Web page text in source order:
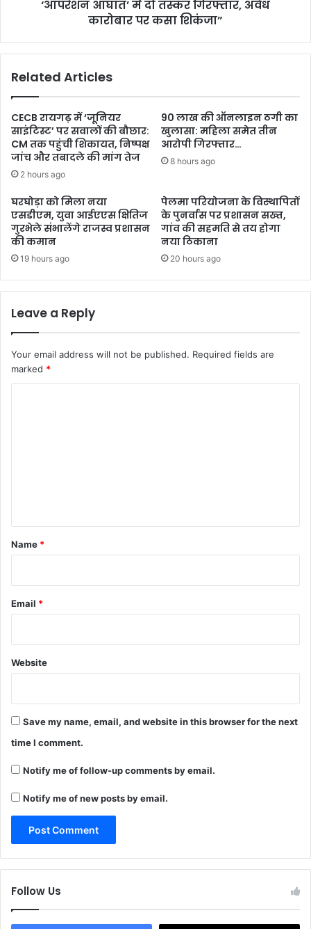
‘ऑपरेशन आघात’ में दो तस्कर गिरफ्तार, अवैध
कारोबार पर कसा शिकंजा”
Related Articles
CECB रायगढ़ में ‘जूनियर
साइंटिस्ट’ पर सवालों की बौछार:
CM तक पहुंची शिकायत, निष्पक्ष
जांच और तबादले की मांग तेज
2 hours ago
90 लाख की ऑनलाइन ठगी का
खुलासा: महिला समेत तीन
आरोपी गिरफ्तार…
8 hours ago
घरघोड़ा को मिला नया
एसडीएम, युवा आईएएस क्षितिज
गुरभेले संभालेंगे राजस्व प्रशासन
की कमान
19 hours ago
पेलमा परियोजना के विस्थापितों
के पुनर्वास पर प्रशासन सख्त,
गांव की सहमति से तय होगा
नया ठिकाना
20 hours ago
Leave a Reply
Your email address will not be published. Required fields are
marked *
*
Name *
Email *
Website
Save my name, email, and website in this browser for the next
time I comment.
Notify me of follow-up comments by email.
Notify me of new posts by email.
Follow Us